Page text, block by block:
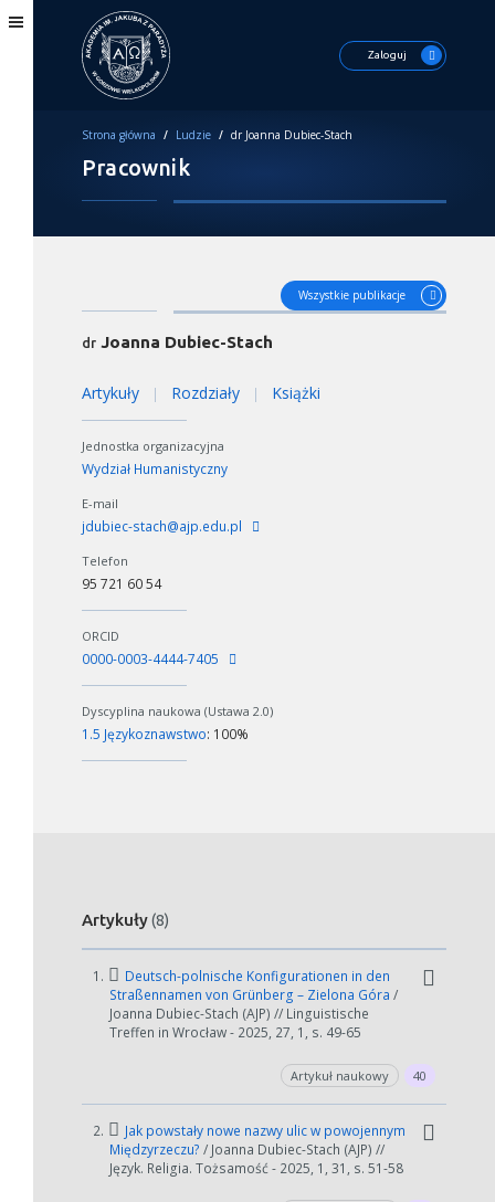
Zaloguj
Strona główna / Ludzie / dr Joanna Dubiec-Stach
Pracownik
Wszystkie publikacje
dr Joanna Dubiec-Stach
Artykuły | Rozdziały | Książki
Jednostka organizacyjna
Wydział Humanistyczny
E-mail
jdubiec-stach@ajp.edu.pl
Telefon
95 721 60 54
ORCID
0000-0003-4444-7405
Dyscyplina naukowa (Ustawa 2.0)
1.5 Językoznawstwo: 100%
Artykuły(8)
1.
Deutsch-polnische Konfigurationen in den
Straßennamen von Grünberg – Zielona Góra /
Joanna Dubiec-Stach (AJP) // Linguistische
Treffen in Wrocław - 2025, 27, 1, s. 49-65
Artykuł naukowy 40
2.
Jak powstały nowe nazwy ulic w powojennym
Międzyrzeczu? / Joanna Dubiec-Stach (AJP) //
Język. Religia. Tożsamość - 2025, 1, 31, s. 51-58